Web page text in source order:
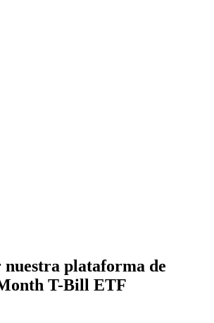
plataforma de
T-Bill ETF